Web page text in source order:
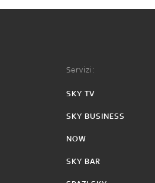
Servizi:
SKY TV
SKY BUSINESS
NOW
SKY BAR